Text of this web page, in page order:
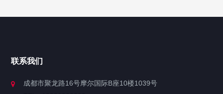
联系我们
成都市聚龙路16号摩尔国际B座10楼1039号